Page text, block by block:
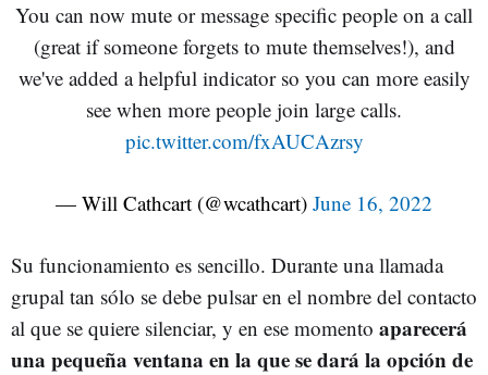
You can now mute or message specific people on a call
(great if someone forgets to mute themselves!), and
we've added a helpful indicator so you can more easily
see when more people join large calls.
pic.twitter.com/fxAUCAzrsy
— Will Cathcart (@wcathcart) June 16, 2022
Su funcionamiento es sencillo. Durante una llamada
grupal tan sólo se debe pulsar en el nombre del contacto
al que se quiere silenciar, y en ese momento aparecerá
una pequeña ventana en la que se dará la opción de